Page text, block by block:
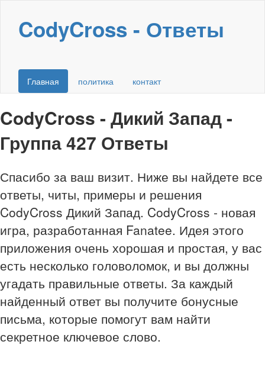
CodyCross - Ответы
Главная политика контакт
CodyCross - Дикий Запад -
Группа 427 Ответы
Спасибо за ваш визит. Ниже вы найдете все
ответы, читы, примеры и решения
CodyCross Дикий Запад. CodyCross - новая
игра, разработанная Fanatee. Идея этого
приложения очень хорошая и простая, у вас
есть несколько головоломок, и вы должны
угадать правильные ответы. За каждый
найденный ответ вы получите бонусные
письма, которые помогут вам найти
секретное ключевое слово.